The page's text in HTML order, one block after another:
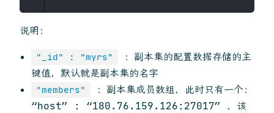
说明：
"_id" : "myrs"
：副本集的配置数据存储的主
键值，默认就是副本集的名字
"members"
：副本集成员数组，此时只有一个：
“host” : “180.76.159.126:27017” ，该